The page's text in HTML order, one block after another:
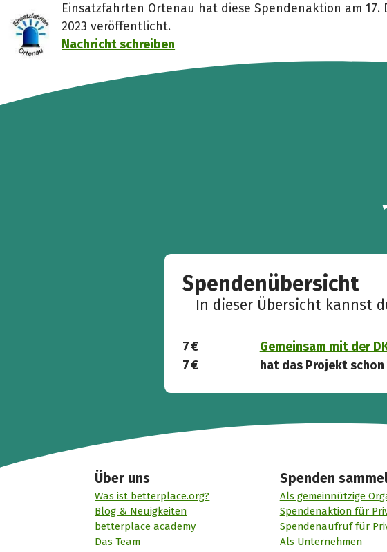
Einsatzfahrten Ortenau hat diese Spendenaktion am 17.
2023 veröffentlicht.
Nachricht schreiben
Spendenübersicht
In dieser Übersicht kannst
7 €
Gemeinsam mit der
7 €
hat das Projekt
Über uns
Was ist betterplace.org?
Blog & Neuigkeiten
betterplace academy
Das Team
Spenden
Als gemeinnützige
Spendenaktion für
Spendenaufruf für
Als Unternehmen